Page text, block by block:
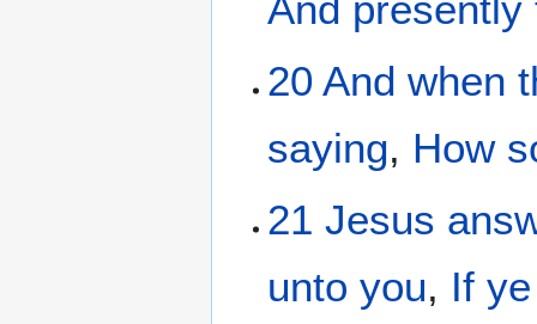
20 And when
saying, How
21 Jesus
unto you, If